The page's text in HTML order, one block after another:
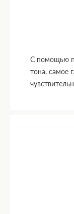
С помощью
тона, самое